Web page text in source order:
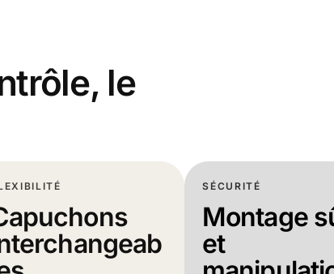
le
SÉCURITÉ
Montage
et